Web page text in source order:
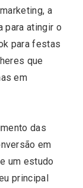
a
para atingir o
para festas
que
em
das
em
um estudo
principal